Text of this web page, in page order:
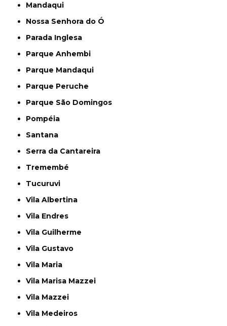
Mandaqui
Nossa Senhora do Ó
Parada Inglesa
Parque Anhembi
Parque Mandaqui
Parque Peruche
Parque São Domingos
Pompéia
Santana
Serra da Cantareira
Tremembé
Tucuruvi
Vila Albertina
Vila Endres
Vila Guilherme
Vila Gustavo
Vila Maria
Vila Marisa Mazzei
Vila Mazzei
Vila Medeiros